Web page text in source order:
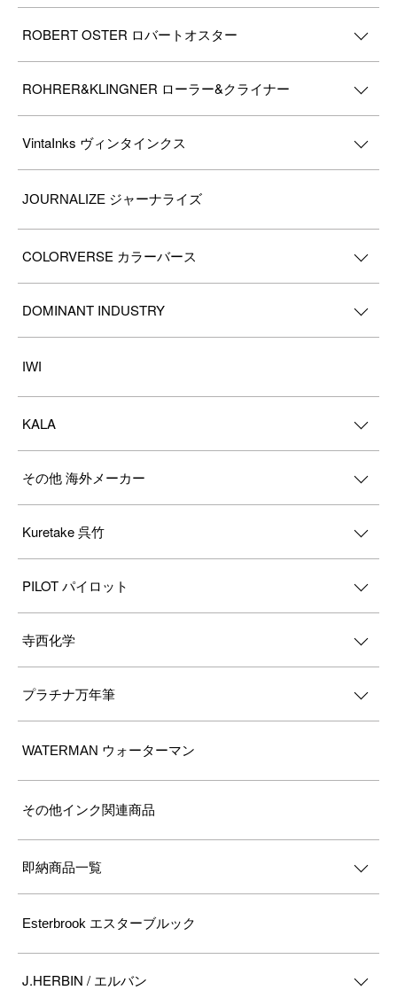
ROBERT OSTER ロバートオスター
ROHRER&KLINGNER ローラー&クライナー
VintaInks ヴィンタインクス
JOURNALIZE ジャーナライズ
COLORVERSE カラーバース
DOMINANT INDUSTRY
IWI
KALA
その他 海外メーカー
Kuretake 呉竹
PILOT パイロット
寺西化学
プラチナ万年筆
WATERMAN ウォーターマン
その他インク関連商品
即納商品一覧
Esterbrook エスターブルック
J.HERBIN / エルバン